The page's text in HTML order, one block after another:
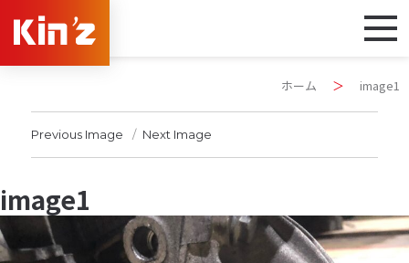
ホーム ＞ image1
Previous Image Next Image
image1